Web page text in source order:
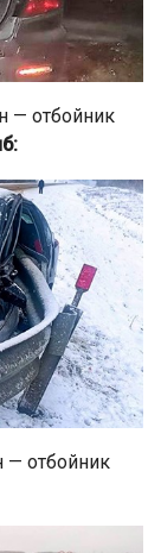
— отбойник
— отбойник